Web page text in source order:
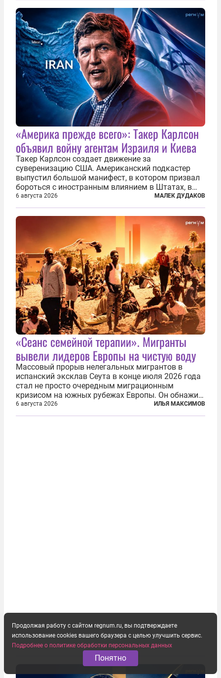
У пилота — младшего лейтенанта...
«Америка прежде всего»: Такер Карлсон
объявил войну агентам Израиля и Киева
Такер Карлсон создает движение за
суверенизацию США. Американский подкастер
выпустил большой манифест, в котором призвал
бороться с иностранным влиянием в Штатах, в
первую очередь имея в виду Израиль. А также
прекратить заморские войны, выплатить
репарации Ирану, остановить прием мигрантов...
6 августа 2026 МАЛЕК ДУДАКОВ
«Сеанс семейной терапии». Мигранты
вывели лидеров Европы на чистую воду
Массовый прорыв нелегальных мигрантов в
испанский эксклав Сеута в конце июля 2026 года
стал не просто очередным миграционным
кризисом на южных рубежах Европы. Он обнажил
фундаментальный раскол внутри Евросоюза,
продемонстрировав, что десятилетиями
6 августа 2026 ИЛЬЯ МАКСИМОВ
Продолжая работу с сайтом regnum.ru, вы подтверждаете
использование cookies вашего браузера с целью улучшить сервис.
Подробнее о политике обработки персональных данных
Понятно